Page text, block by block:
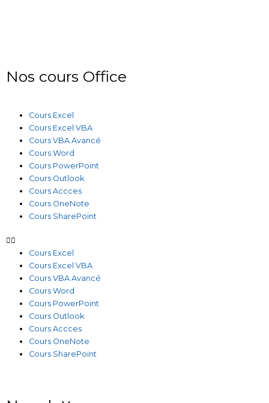
Nos cours Office
Cours Excel
Cours Excel VBA
Cours VBA Avancé
Cours Word
Cours PowerPoint
Cours Outlook
Cours Accces
Cours OneNote
Cours SharePoint
Cours Excel
Cours Excel VBA
Cours VBA Avancé
Cours Word
Cours PowerPoint
Cours Outlook
Cours Accces
Cours OneNote
Cours SharePoint